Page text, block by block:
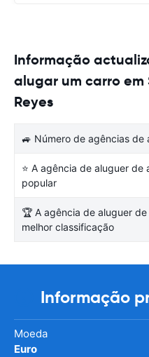
Informação
alugar um carro
Reyes
🚙 Número de agências de
⭐ A agência de aluguer de
popular
🏆 A agência de aluguer
melhor classificação
Informação
Moeda
Euro